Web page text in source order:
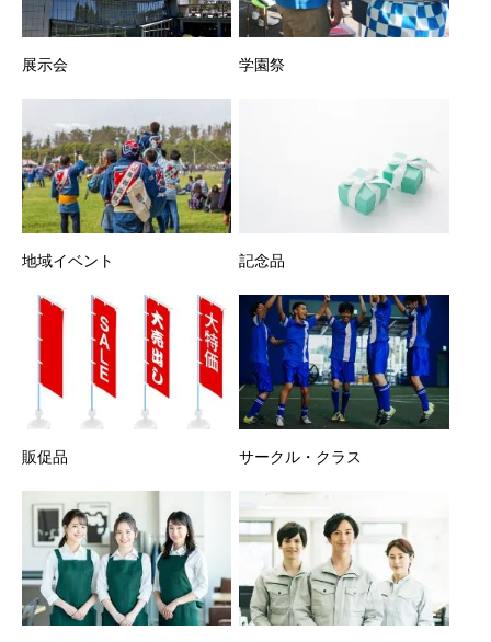
展示会 学園祭
地域イベント 記念品
販促品 サークル・クラス